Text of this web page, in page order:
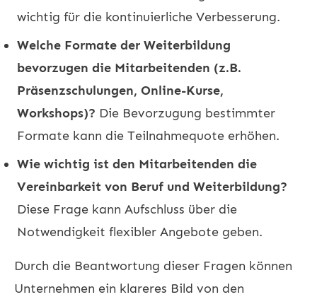
wichtig für die kontinuierliche Verbesserung.
Welche Formate der Weiterbildung
bevorzugen die Mitarbeitenden (z.B.
Präsenzschulungen, Online-Kurse,
Workshops)? Die Bevorzugung bestimmter
Formate kann die Teilnahmequote erhöhen.
Wie wichtig ist den Mitarbeitenden die
Vereinbarkeit von Beruf und Weiterbildung?
Diese Frage kann Aufschluss über die
Notwendigkeit flexibler Angebote geben.
Durch die Beantwortung dieser Fragen können
Unternehmen ein klareres Bild von den